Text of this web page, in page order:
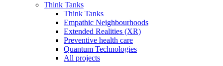
Think Tanks
Think Tanks
Empathic Neighbourhoods
Extended Realities (XR)
Preventive health care
Quantum Technologies
All projects